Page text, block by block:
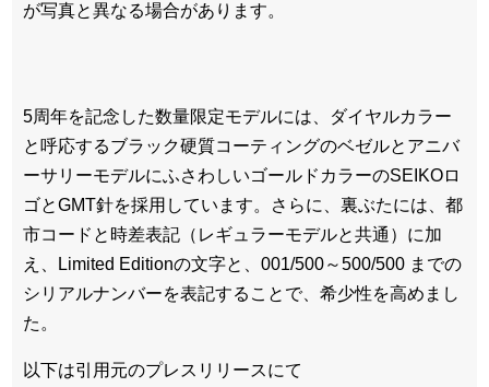
が写真と異なる場合があります。
5周年を記念した数量限定モデルには、ダイヤルカラー
と呼応するブラック硬質コーティングのベゼルとアニバ
ーサリーモデルにふさわしいゴールドカラーのSEIKOロ
ゴとGMT針を採用しています。さらに、裏ぶたには、都
市コードと時差表記（レギュラーモデルと共通）に加
え、Limited Editionの文字と、001/500～500/500 までの
シリアルナンバーを表記することで、希少性を高めまし
た。
以下は引用元のプレスリリースにて